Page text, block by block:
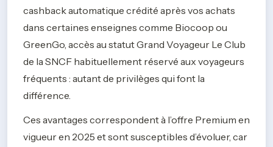
cashback automatique crédité après vos achats
dans certaines enseignes comme Biocoop ou
GreenGo, accès au statut Grand Voyageur Le Club
de la SNCF habituellement réservé aux voyageurs
fréquents : autant de privilèges qui font la
différence.
Ces avantages correspondent à l’offre Premium en
vigueur en 2025 et sont susceptibles d’évoluer, car